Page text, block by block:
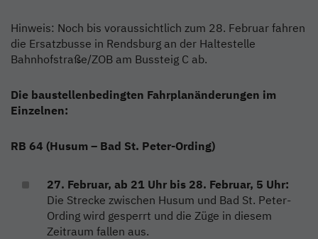
Hinweis: Noch bis voraussichtlich zum 28. Februar fahren
die Ersatzbusse in Rendsburg an der Haltestelle
Bahnhofstraße/ZOB am Bussteig C ab.
Die baustellenbedingten Fahrplanänderungen im
Einzelnen:
RB 64 (Husum – Bad St. Peter-Ording)
27. Februar, ab 21 Uhr bis 28. Februar, 5 Uhr:
Die Strecke zwischen Husum und Bad St. Peter-
Ording wird gesperrt und die Züge in diesem
Zeitraum fallen aus.